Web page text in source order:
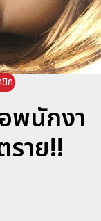
ก
พนักงา
าย!!